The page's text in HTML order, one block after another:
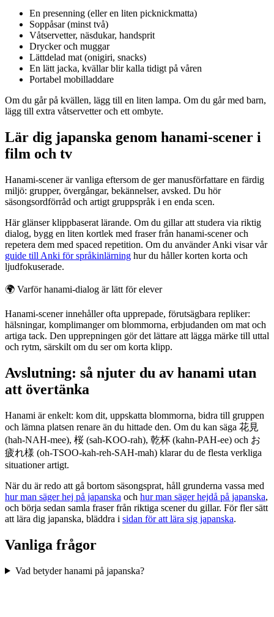
En presenning (eller en liten picknickmatta)
Soppåsar (minst två)
Våtservetter, näsdukar, handsprit
Drycker och muggar
Lättdelad mat (onigiri, snacks)
En lätt jacka, kvällar blir kalla tidigt på våren
Portabel mobilladdare
Om du går på kvällen, lägg till en liten lampa. Om du går med barn,
lägg till extra våtservetter och ett ombyte.
Lär dig japanska genom hanami-scener i
film och tv
Hanami-scener är vanliga eftersom de ger manusförfattare en färdig
miljö: grupper, övergångar, bekännelser, avsked. Du hör
säsongsordförråd och artigt gruppspråk i en enda scen.
Här glänser klippbaserat lärande. Om du gillar att studera via riktig
dialog, bygg en liten kortlek med fraser från hanami-scener och
repetera dem med spaced repetition. Om du använder Anki visar vår
guide till Anki för språkinlärning hur du håller korten korta och
ljudfokuserade.
🌍 Varför hanami-dialog är lätt för elever
Hanami-scener innehåller ofta upprepade, förutsägbara repliker:
hälsningar, komplimanger om blommorna, erbjudanden om mat och
artiga tack. Den upprepningen gör det lättare att lägga märke till uttal
och rytm, särskilt om du ser om korta klipp.
Avslutning: så njuter du av hanami utan
att övertänka
Hanami är enkelt: kom dit, uppskatta blommorna, bidra till gruppen
och lämna platsen renare än du hittade den. Om du kan säga 花見
(hah-NAH-mee), 桜 (sah-KOO-rah), 乾杯 (kahn-PAH-ee) och お
疲れ様 (oh-TSOO-kah-reh-SAH-mah) klarar du de flesta verkliga
situationer artigt.
När du är redo att gå bortom säsongsprat, håll grunderna vassa med
hur man säger hej på japanska och hur man säger hejdå på japanska,
och börja sedan samla fraser från riktiga scener du gillar. För fler sätt
att lära dig japanska, bläddra i sidan för att lära sig japanska.
Vanliga frågor
Vad betyder hanami på japanska?